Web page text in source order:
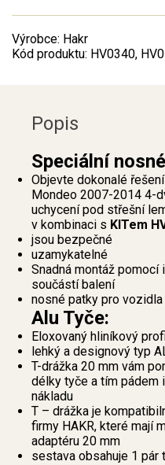
Výrobce: Hakr
Kód produktu: HV0340,
Popis
Speciální
Objevte dokonalé
Mondeo 2007-2014 4-
uchycení pod střešní
v kombinaci s KITem
jsou bezpečné
uzamykatelné
Snadná montáž
součástí balení
nosné patky pro
Alu Tyče:
Eloxovaný hliníkový
lehký a designový typ
T-drážka 20 mm vám
délky tyče a tím pádem
nákladu
T – drážka je
firmy HAKR, které mají
adaptéru 20 mm
sestava obsahuje 1 pár